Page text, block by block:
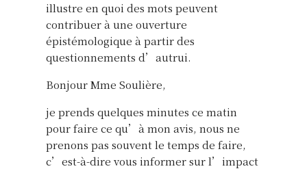
illustre en quoi des mots peuvent
contribuer à une ouverture
épistémologique à partir des
questionnements d’autrui.
Bonjour Mme Soulière,
je prends quelques minutes ce matin
pour faire ce qu’à mon avis, nous ne
prenons pas souvent le temps de faire,
c’est-à-dire vous informer sur l’impact